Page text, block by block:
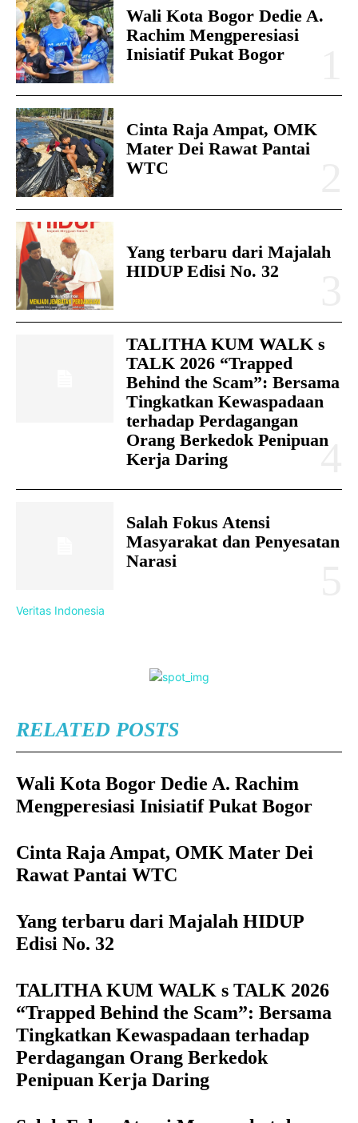
Wali Kota Bogor Dedie A.
Rachim Mengperesiasi
Inisiatif Pukat Bogor
Cinta Raja Ampat, OMK
Mater Dei Rawat Pantai
WTC
Yang terbaru dari Majalah
HIDUP Edisi No. 32
TALITHA KUM WALK s
TALK 2026 “Trapped
Behind the Scam”: Bersama
Tingkatkan Kewaspadaan
terhadap Perdagangan
Orang Berkedok Penipuan
Kerja Daring
Salah Fokus Atensi
Masyarakat dan Penyesatan
Narasi
Veritas Indonesia
RELATED POSTS
Wali Kota Bogor Dedie A. Rachim
Mengperesiasi Inisiatif Pukat Bogor
Cinta Raja Ampat, OMK Mater Dei
Rawat Pantai WTC
Yang terbaru dari Majalah HIDUP
Edisi No. 32
TALITHA KUM WALK s TALK 2026
“Trapped Behind the Scam”: Bersama
Tingkatkan Kewaspadaan terhadap
Perdagangan Orang Berkedok
Penipuan Kerja Daring